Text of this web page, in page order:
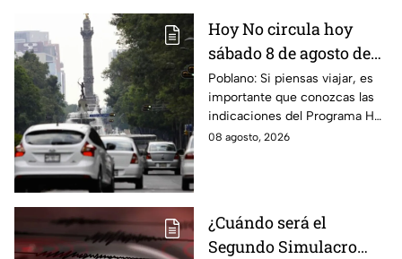
Hoy No circula hoy
sábado 8 de agosto de
2026: ¿Qué autos no
transitan en la CDMX y
EdoMex?
Poblano: Si piensas viajar, es
importante que conozcas las
indicaciones del Programa Hoy
No Circula HOY sábado 8 de
08 agosto, 2026
¿Cuándo será el
Segundo Simulacro